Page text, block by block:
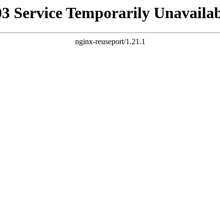
Service Temporarily
nginx-reuseport/1.21.1